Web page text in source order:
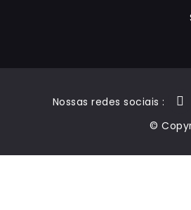
Nossas redes sociais :
©